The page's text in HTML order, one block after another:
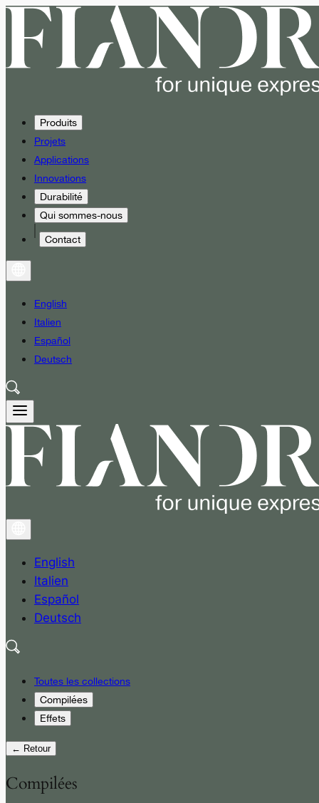
Produits
Projets
Applications
Innovations
Durabilité
Qui sommes-nous
Contact
English
Italien
Español
Deutsch
English
Italien
Español
Deutsch
Toutes les collections
Compilées
Effets
← Retour
Compilées